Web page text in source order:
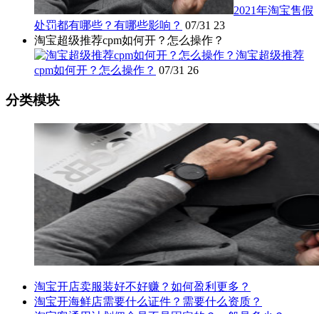
2021年淘宝售假
处罚都有哪些？有哪些影响？ 07/31 23
淘宝超级推荐cpm如何开？怎么操作？
淘宝超级推荐
cpm如何开？怎么操作？ 07/31 26
分类模块
淘宝开店卖服装好不好赚？如何盈利更多？
淘宝开海鲜店需要什么证件？需要什么资质？